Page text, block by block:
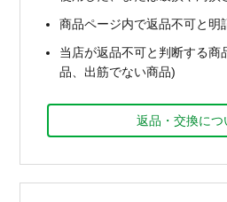
商品ページ内で返品不可と明
当店が返品不可と判断する商
品、出筋でない商品)
返品・交換につ